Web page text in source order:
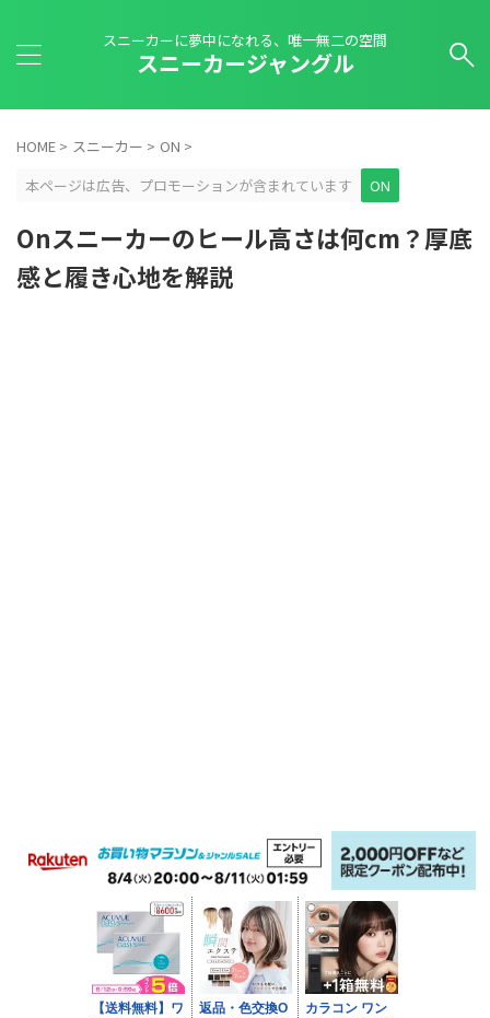
スニーカーに夢中になれる、唯一無二の空間
スニーカージャングル
HOME > スニーカー > ON >
本ページは広告、プロモーションが含まれています
ON
Onスニーカーのヒール高さは何cm？厚底
感と履き心地を解説